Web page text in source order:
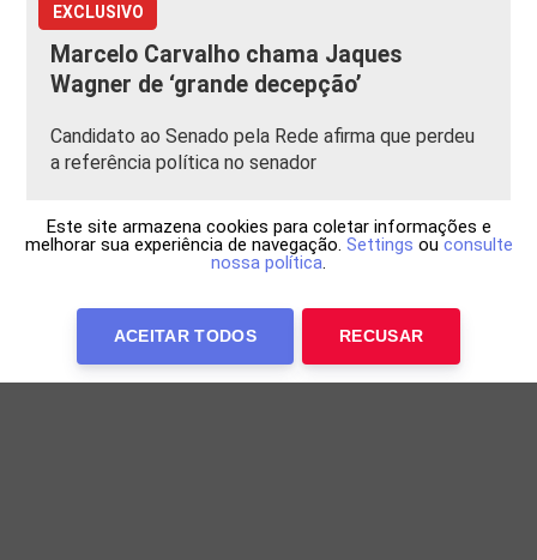
EXCLUSIVO
Marcelo Carvalho chama Jaques
Wagner de ‘grande decepção’
Candidato ao Senado pela Rede afirma que perdeu
a referência política no senador
Este site armazena cookies para coletar informações e
melhorar sua experiência de navegação. Settings ou consulte
nossa política.
ACEITAR TODOS RECUSAR